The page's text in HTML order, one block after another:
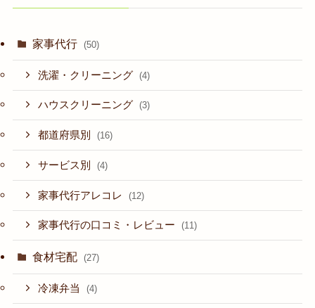
家事代行 (50)
洗濯・クリーニング (4)
ハウスクリーニング (3)
都道府県別 (16)
サービス別 (4)
家事代行アレコレ (12)
家事代行の口コミ・レビュー (11)
食材宅配 (27)
冷凍弁当 (4)